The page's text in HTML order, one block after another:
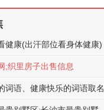
健康(出汗部位看身体健康)
;织里房子出售信息
词语、健康快乐的词语取名